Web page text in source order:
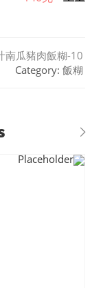
南瓜豬肉飯糊-10
Category: 飯糊